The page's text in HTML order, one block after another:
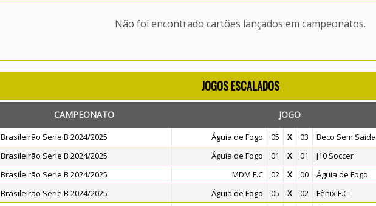
Não foi encontrado cartões lançados em campeonatos.
JOGOS ESCALADOS
CAMPEONATO JOGO
Brasileirão Serie B 2024/2025 Águia de Fogo 05 X 03 Beco Sem Saida
Brasileirão Serie B 2024/2025 Águia de Fogo 01 X 01 J10 Soccer
Brasileirão Serie B 2024/2025 MDM F.C 02 X 00 Águia de Fogo
Brasileirão Serie B 2024/2025 Águia de Fogo 05 X 02 Fênix F.C